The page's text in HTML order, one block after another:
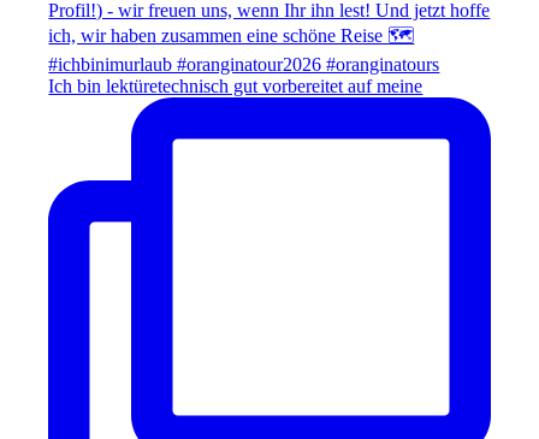
Ich bin lektüretechnisch gut vorbereitet auf meine